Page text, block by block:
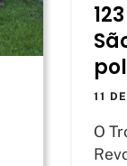
11
O